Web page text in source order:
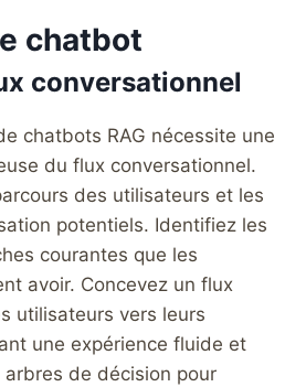
chatbot
conversationnel
chatbots RAG nécessite une
du flux conversationnel.
des utilisateurs et les
potentiels. Identifiez les
courantes que les
avoir. Concevez un flux
utilisateurs vers leurs
une expérience fluide et
de décision pour